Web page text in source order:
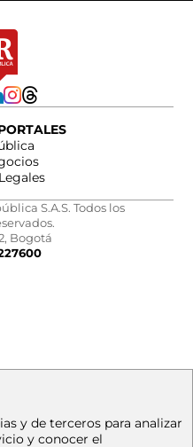
S.A.S. Todos los
Bogotá
y de terceros para analizar
y conocer el